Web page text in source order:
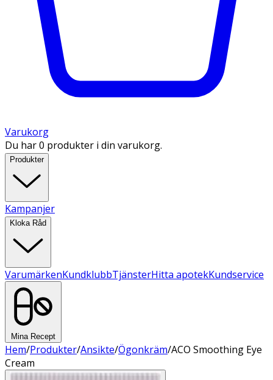
Varukorg
Du har 0 produkter i din varukorg.
Produkter
Kampanjer
Kloka Råd
VarumärkenKundklubbTjänsterHitta apotekKundservice
Mina Recept
Hem/Produkter/Ansikte/Ögonkräm/ACO Smoothing Eye
Cream